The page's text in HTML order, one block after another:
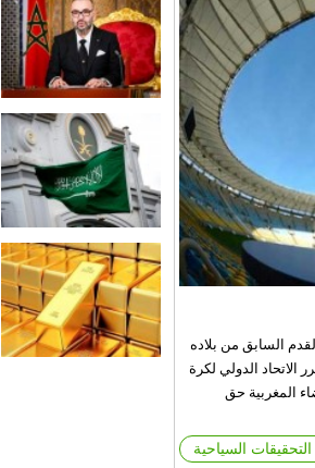
السابق من بلاده
العالم 2030 في حال قرر الاتحاد الدولي لكرة
المغربية حق
السياحية